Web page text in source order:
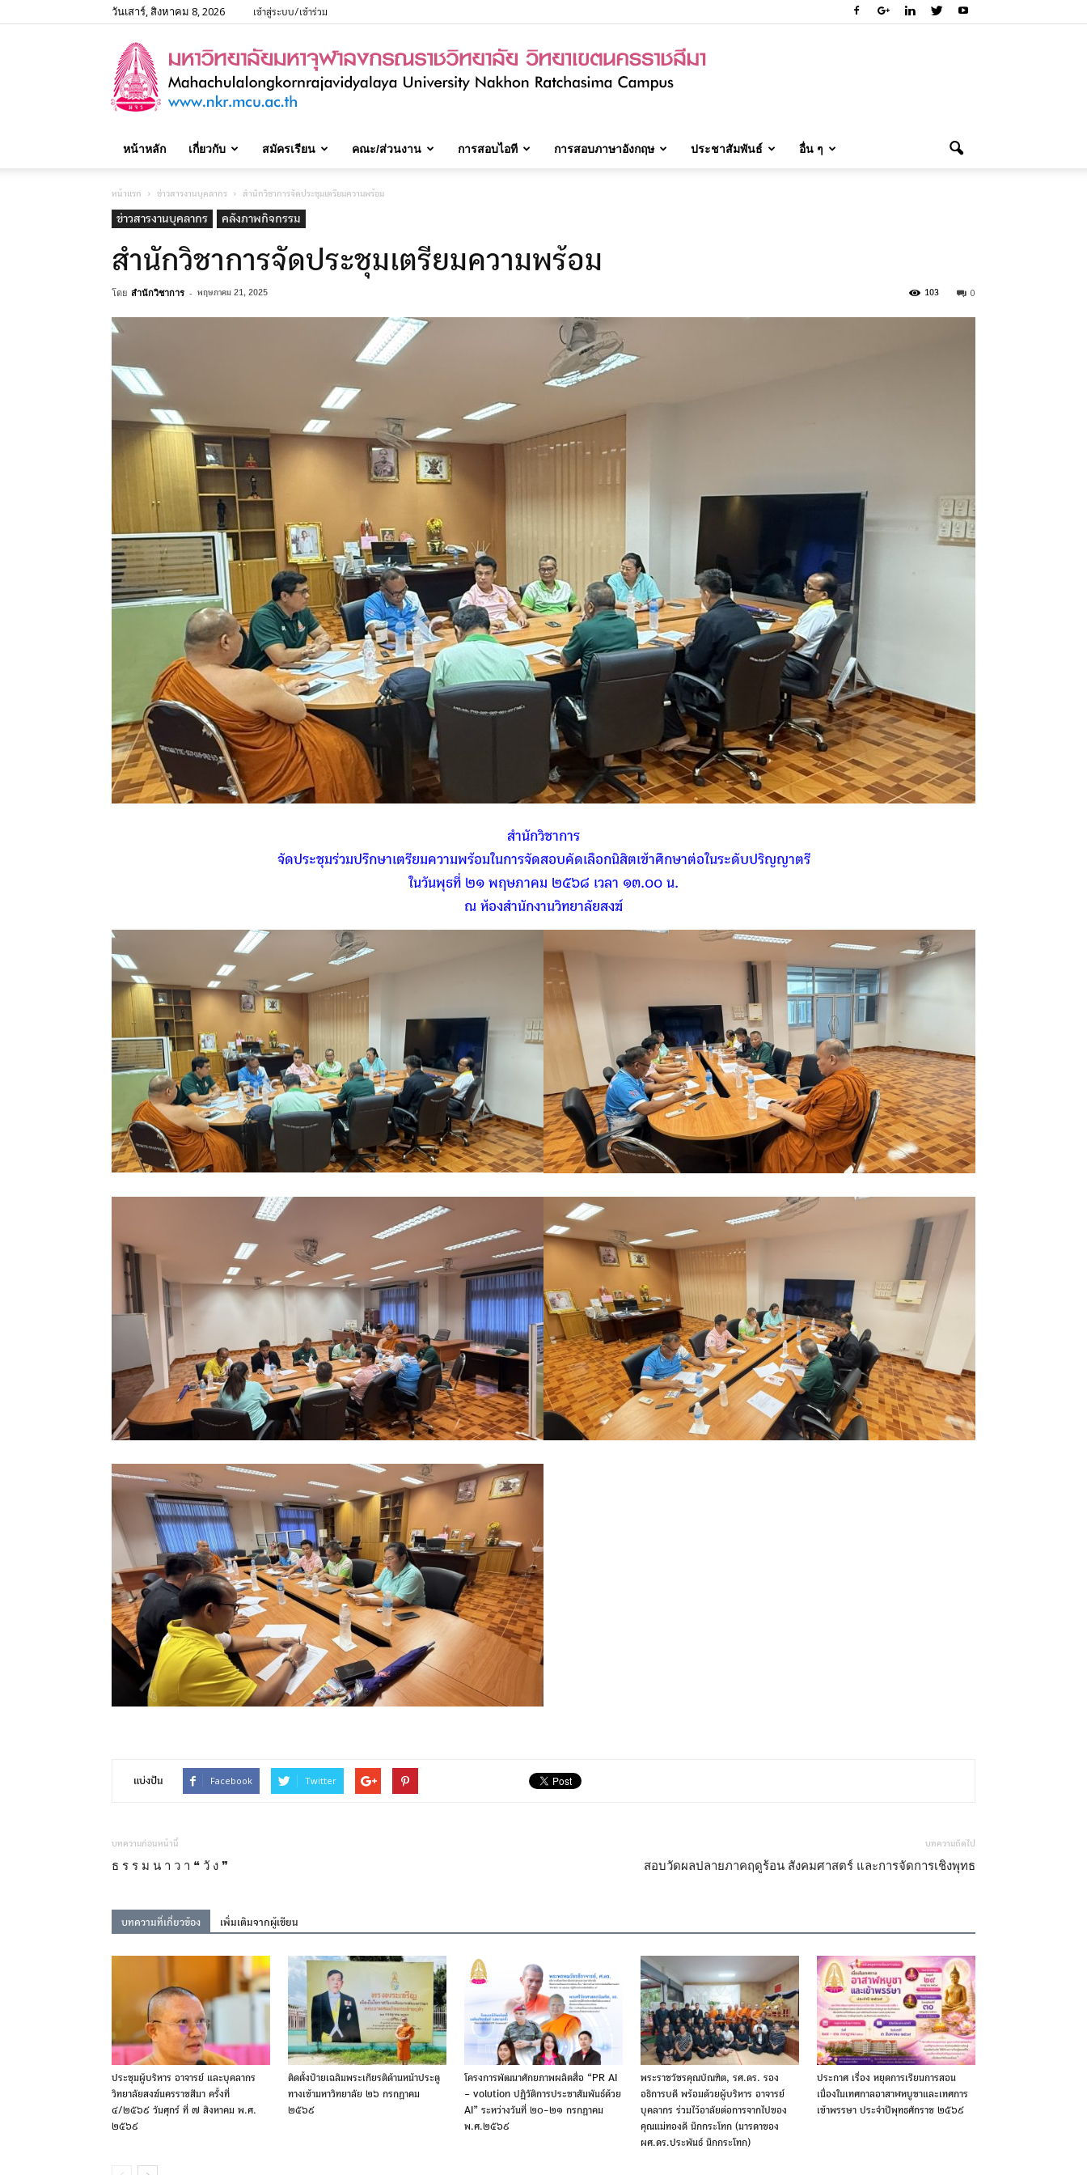
วันเสาร์, สิงหาคม 8, 2026 เข้าสู่ระบบ/เข้าร่วม
หน้าหลัก เกี่ยวกับ สมัครเรียน คณะ/ส่วนงาน การสอบไอที การสอบภาษาอังกฤษ ประชาสัมพันธ์ อื่น ๆ
หน้าแรก ข่าวสารงานบุคลากร สำนักวิชาการจัดประชุมเตรียมความพร้อม
ข่าวสารงานบุคลากร คลังภาพกิจกรรม
สำนักวิชาการจัดประชุมเตรียมความพร้อม
โดย สำนักวิชาการ - พฤษภาคม 21, 2025 0
103
สำนักวิชาการ
จัดประชุมร่วมปรึกษาเตรียมความพร้อมในการจัดสอบคัดเลือกนิสิตเข้าศึกษาต่อในระดับปริญญาตรี
ในวันพุธที่ ๒๑ พฤษภาคม ๒๕๖๘ เวลา ๑๓.๐๐ น.
ณ ห้องสำนักงานวิทยาลัยสงฆ์
แบ่งปัน Facebook Twitter
บทความก่อนหน้านี้
ธ ร ร ม น า ว า ❝ วั ง ❞
บทความถัดไป
สอบวัดผลปลายภาคฤดูร้อน สังคมศาสตร์ และการจัดการเชิงพุทธ
บทความที่เกี่ยวข้อง เพิ่มเติมจากผู้เขียน
ประชุมผู้บริหาร อาจารย์ และบุคลากร
วิทยาลัยสงฆ์นครราชสีมา ครั้งที่
๔/๒๕๖๙ วันศุกร์ ที่ ๗ สิงหาคม พ.ศ.
๒๕๖๙
ติดตั้งป้ายเฉลิมพระเกียรติด้านหน้าประตู
ทางเข้ามหาวิทยาลัย ๒๖ กรกฎาคม
๒๕๖๙
โครงการพัฒนาศักยภาพผลิตสื่อ “PR AI
– volution ปฏิวัติการประชาสัมพันธ์ด้วย
AI” ระหว่างวันที่ ๒๐-๒๑ กรกฎาคม
พ.ศ.๒๕๖๙
พระราชวัชรคุณบัณฑิต, รศ.ดร. รอง
อธิการบดี พร้อมด้วยผู้บริหาร อาจารย์
บุคลากร ร่วมไว้อาลัยต่อการจากไปของ
คุณแม่ทองดี นึกกระโทก (มารดาของ
ผศ.ดร.ประพันธ์ นึกกระโทก)
ประกาศ เรื่อง หยุดการเรียนการสอน
เนื่องในเทศกาลอาสาฬหบูชาและเทศการ
เข้าพรรษา ประจำปีพุทธศักราช ๒๕๖๙